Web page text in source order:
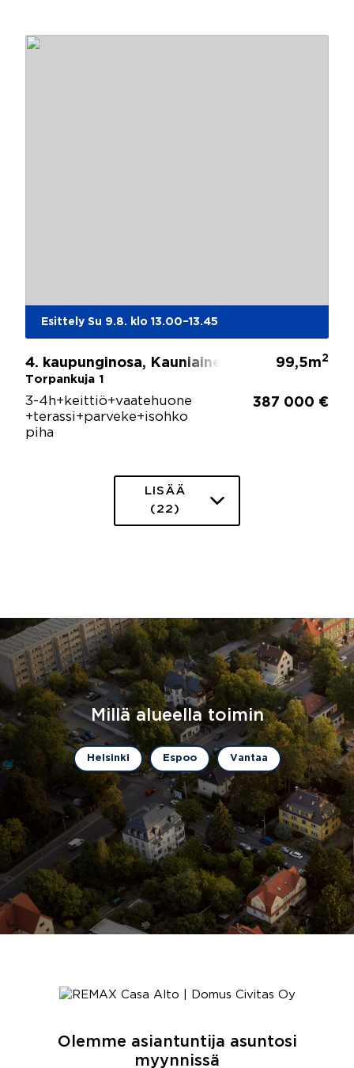
Esittely Su 9.8. klo 13.00–13.45
4. kaupunginosa, Kauniainen
Torpankuja 1
99,5m2
3-4h+keittiö+vaatehuone
+terassi+parveke+isohko
piha
387 000 €
LISÄÄ
(22)
Millä alueella toimin
Helsinki Espoo Vantaa
Olemme asiantuntija asuntosi
myynnissä